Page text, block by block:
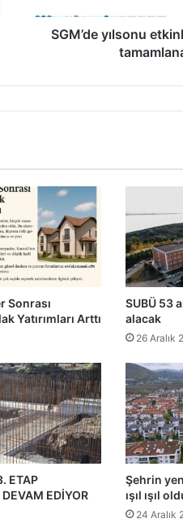
SGM’de yılsonu
Sonrası
Yatırımları Arttı
SUBÜ 53
alacak
26 Aralık
ETAP
EDİYOR
Şehrin
ışıl ışıl
24 Aralık